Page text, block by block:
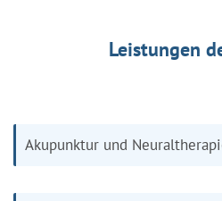
Leistungen
Akupunktur und